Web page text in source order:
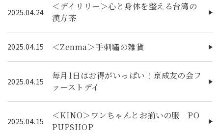
2025.04.24
＜デイリリー＞心と身体を整える台湾の
漢方茶
2025.04.15 ＜Zenma＞手刺繡の雑貨
2025.04.15
毎月1日はお得がいっぱい！京成友の会フ
ァーストデイ
2025.04.15
＜KINO＞ワンちゃんとお揃いの服 PO
PUPSHOP